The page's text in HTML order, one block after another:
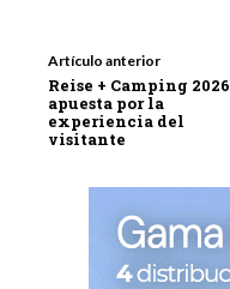
Artículo anterior
Reise + Camping 2026
apuesta por la
experiencia del
visitante